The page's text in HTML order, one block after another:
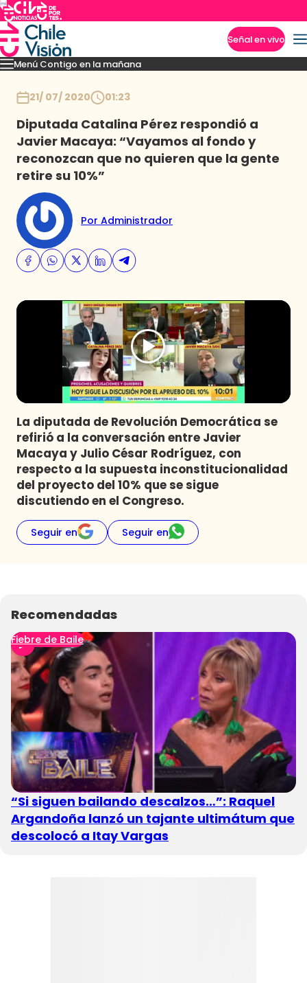
Señal en vivo
Menú Contigo en la mañana
MomentosReportajesDenunciasPolicialPolíticaEspectáculo
21/ 07/ 2020 01:23
Diputada Catalina Pérez respondió a
Javier Macaya: “Vayamos al fondo y
reconozcan que no quieren que la gente
retire su 10%”
Por Administrador
La diputada de Revolución Democrática se
refirió a la conversación entre Javier
Macaya y Julio César Rodríguez, con
respecto a la supuesta inconstitucionalidad
del proyecto del 10% que se sigue
discutiendo en el Congreso.
Seguir en Seguir en
Recomendadas
Fiebre de Baile
“Si siguen bailando descalzos…”: Raquel
Argandoña lanzó un tajante ultimátum que
descolocó a Itay Vargas
Imperdibles
Programas
Club De La Comedia
Contigo en Directo
Plan Perfecto
El Tiempo
Sabingo
Todos Los Programas